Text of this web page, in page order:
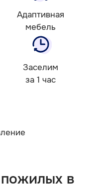
Адаптивная
мебель
Заселим
за 1 час
в